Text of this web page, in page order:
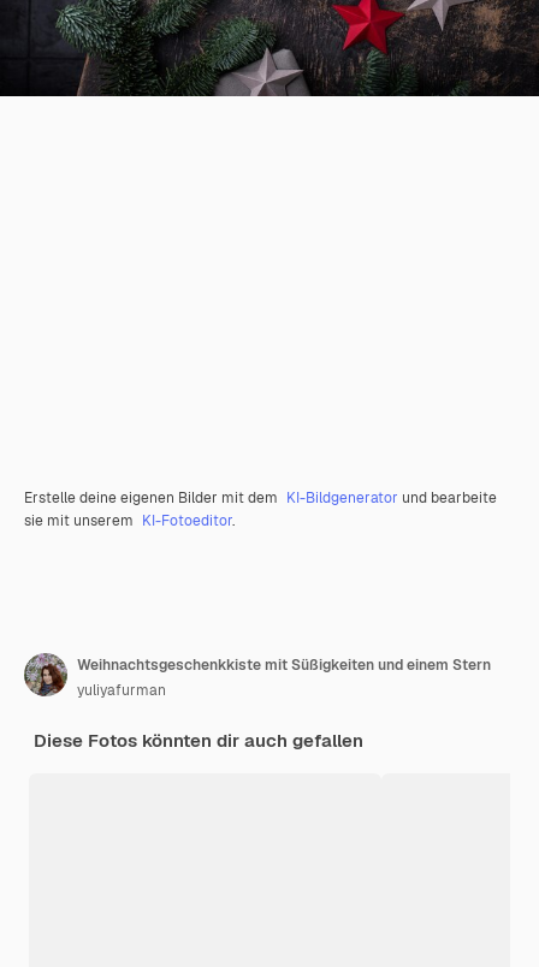
Erstelle deine eigenen Bilder mit dem KI-Bildgenerator und bearbeite
sie mit unserem KI-Fotoeditor.
Weihnachtsgeschenkkiste mit Süßigkeiten und einem Stern
yuliyafurman
Diese Fotos könnten dir auch gefallen